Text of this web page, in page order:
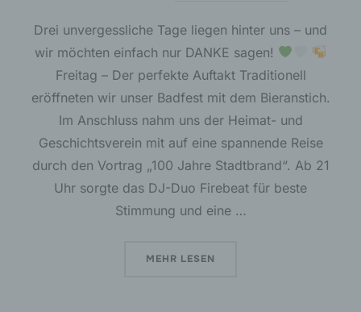
Drei unvergessliche Tage liegen hinter uns – und
wir möchten einfach nur DANKE sagen!
Freitag – Der perfekte Auftakt Traditionell
eröffneten wir unser Badfest mit dem Bieranstich.
Im Anschluss nahm uns der Heimat- und
Geschichtsverein mit auf eine spannende Reise
durch den Vortrag „100 Jahre Stadtbrand“. Ab 21
Uhr sorgte das DJ-Duo Firebeat für beste
Stimmung und eine …
MEHR ÜBER „RÜCKBLICK BADFEST
LESEN